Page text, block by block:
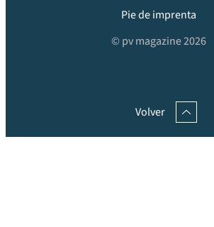
Pie de imprenta
© pv magazine 2026
Volver